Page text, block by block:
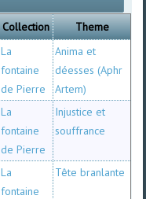
Collection
Theme
La
fontaine
de Pierre
Anima et
déesses (Aphr
Artem)
La
fontaine
de Pierre
Injustice et
souffrance
La
fontaine
Tête branlante